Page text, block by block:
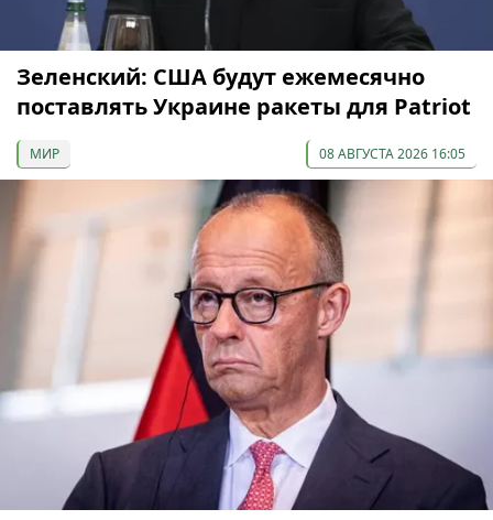
Зеленский: США будут ежемесячно
поставлять Украине ракеты для Patriot
МИР 08 АВГУСТА 2026 16:05